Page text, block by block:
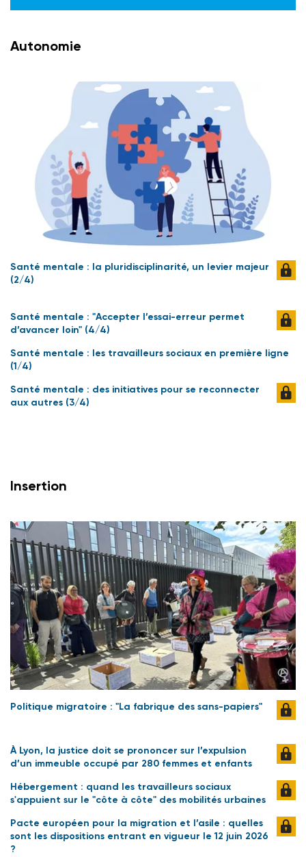
Autonomie
Santé mentale : la pluridisciplinarité, un levier majeur
(2/4)
Santé mentale : "Accepter l’essai-erreur permet
d’avancer loin" (4/4)
Santé mentale : les travailleurs sociaux en première ligne
(1/4)
Santé mentale : des initiatives pour se reconnecter
aux autres (3/4)
Insertion
Politique migratoire : "La fabrique des sans-papiers"
À Lyon, la justice doit se prononcer sur l’expulsion
d’un immeuble occupé par 280 femmes et enfants
Hébergement : quand les travailleurs sociaux
s'appuient sur le "côte à côte" des mobilités urbaines
Pacte européen pour la migration et l’asile : quelles
sont les dispositions entrant en vigueur le 12 juin 2026
?